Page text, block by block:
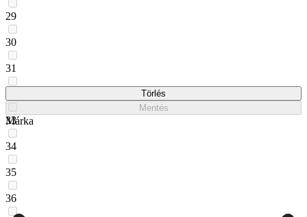
29
30
31
33
34
35
36
Törlés
Mentés
Márka